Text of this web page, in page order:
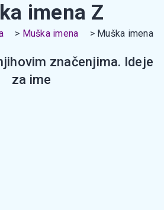
imena Z
Muška imena
Muška imena
značenjima. Ideje
za ime